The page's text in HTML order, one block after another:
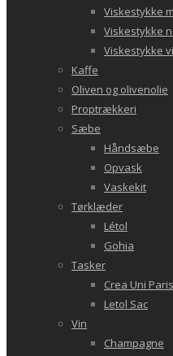
Viskestykke
Viskestykke
Viskestykke
Kaffe
Oliven og olivenolie
Proptrækkeri
Sæbe
Håndsæbe
Opvask
Vaskekit
Tørklæder
Létol
Gohia
Tasker
Crea Uni Paris
Letol Sac
Vin
Champagne